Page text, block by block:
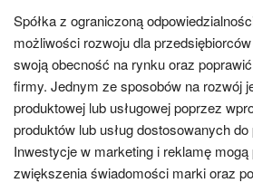
Spółka z ograniczoną
możliwości rozwoju dla
swoją obecność na rynku oraz
firmy. Jednym ze sposobów na rozwój
produktowej lub usługowej poprzez
produktów lub usług dostosowanych
Inwestycje w marketing i reklamę
zwiększenia świadomości marki oraz